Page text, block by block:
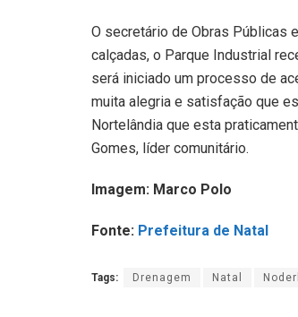
O secretário de Obras Públicas
calçadas, o Parque Industrial
será iniciado um processo de
muita alegria e satisfação que
Nortelândia que esta
Gomes, líder comunitário.
Imagem: Marco Polo
Fonte: Prefeitura de Natal
Tags: Drenagem Natal